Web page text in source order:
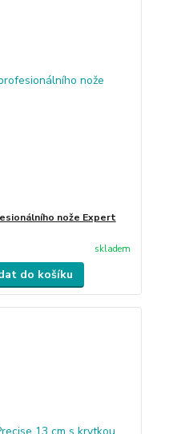
nože Expert
skladem
do košíku